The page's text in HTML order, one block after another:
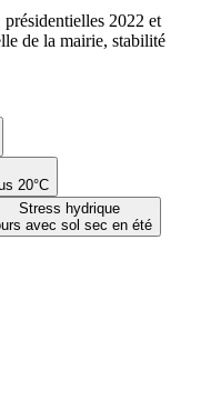
20°C
Stress hydrique
avec sol sec en été
2022 et
de la mairie, stabilité